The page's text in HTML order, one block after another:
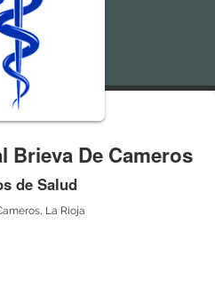
De Cameros
de Salud
La Rioja